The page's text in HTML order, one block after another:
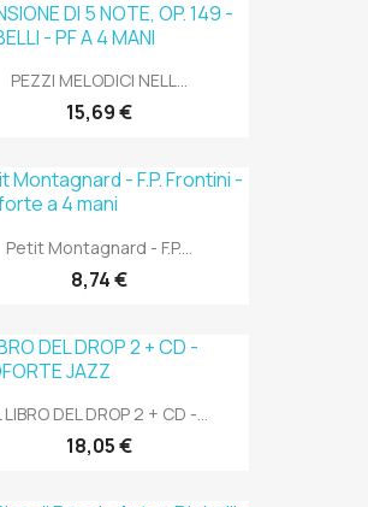
PEZZI MELODICI NELL...
15,69 €
Petit Montagnard - F.P....
8,74 €
LIBRO DEL DROP 2 + CD -...
18,05 €